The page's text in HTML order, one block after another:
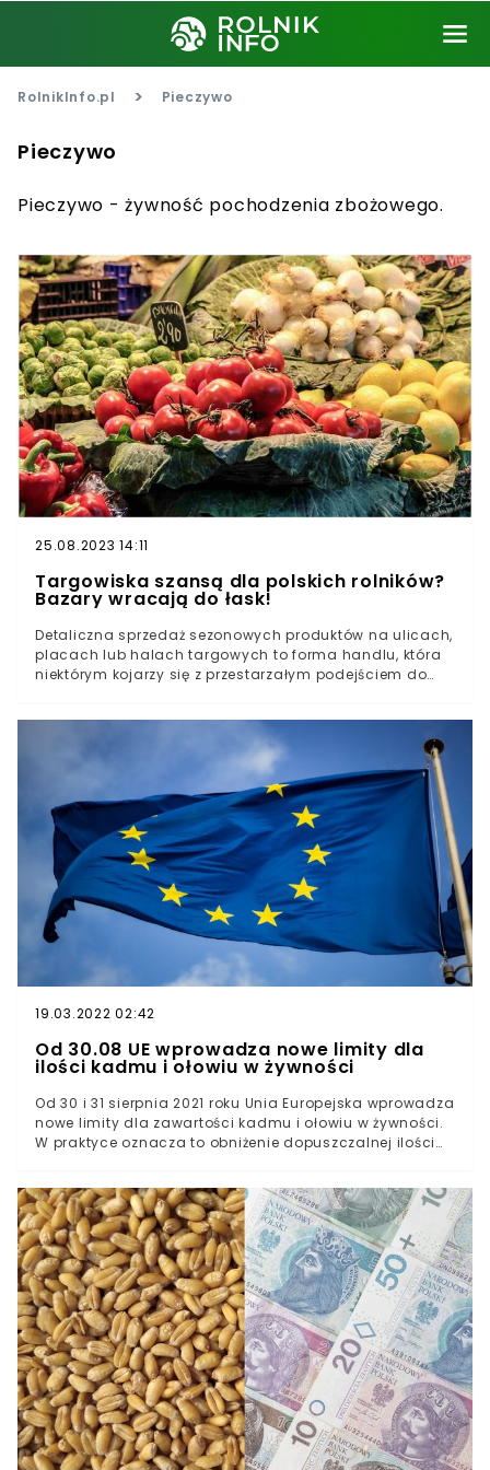
RolnikInfo.pl > Pieczywo
Pieczywo
Pieczywo - żywność pochodzenia zbożowego.
25.08.2023 14:11
Targowiska szansą dla polskich rolników?
Bazary wracają do łask!
Detaliczna sprzedaż sezonowych produktów na ulicach,
placach lub halach targowych to forma handlu, która
niektórym kojarzy się z przestarzałym podejściem do
towary w tego typu miejscach. Wiele wskazuje na to, że
bazary mogą być szansą dla licznej grupy
producentów podstawowych produktów spożywczych.
19.03.2022 02:42
Od 30.08 UE wprowadza nowe limity dla
ilości kadmu i ołowiu w żywności
Od 30 i 31 sierpnia 2021 roku Unia Europejska wprowadza
nowe limity dla zawartości kadmu i ołowiu w żywności.
W praktyce oznacza to obniżenie dopuszczalnej ilości
promowania i zwiększania dostępności zdrowej
żywności w krajach Europy. Unia Europejska wprowadza
nowe limity dla kadmu i ołowiu w żywnościZmiana
unijnych przepisów jest z pewnością dobrą informacją
dla milionów Europejczyków: od 30 sierpnia
zmniejszona zostaje dopuszczalna ilość ołowiu, a od 31
sierpnia ilość kadmu w pożywieniu sprzedawanym w
sklepach spożywczych. Wymienione substancje mogą
przyczynić się do powstawania poważnych schorzeń, a
surowsze restrykcje nakładane na producentów
żywności mają szansę wspomóc walkę z rakiem w
Europie. Celem zarządzenia Unii Europejskiej jest nie
tylko walka z powszechnymi chorobami, lecz również
popularyzowanie dostępności zdrowej żywności. W